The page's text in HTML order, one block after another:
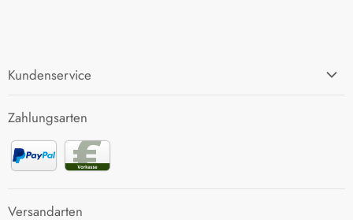
Kundenservice
Zahlung und Versand
Rücksendung
Kontakt
Zahlungsarten
Versandarten